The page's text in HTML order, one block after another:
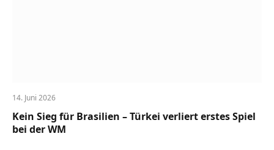
14. Juni 2026
Kein Sieg für Brasilien – Türkei verliert erstes Spiel
bei der WM